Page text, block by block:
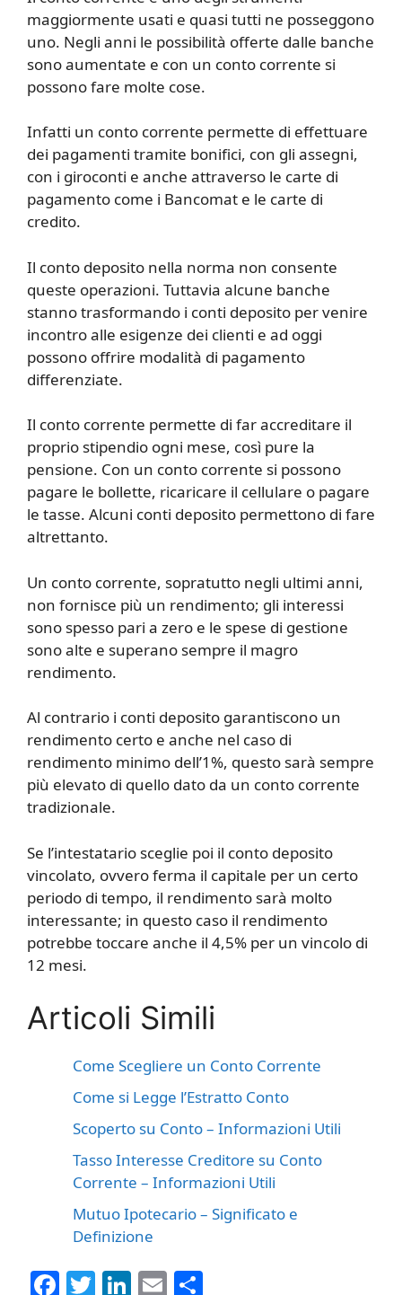
maggiormente usati e quasi tutti ne posseggono
uno. Negli anni le possibilità offerte dalle banche
sono aumentate e con un conto corrente si
possono fare molte cose.
Infatti un conto corrente permette di effettuare
dei pagamenti tramite bonifici, con gli assegni,
con i giroconti e anche attraverso le carte di
pagamento come i Bancomat e le carte di
credito.
Il conto deposito nella norma non consente
queste operazioni. Tuttavia alcune banche
stanno trasformando i conti deposito per venire
incontro alle esigenze dei clienti e ad oggi
possono offrire modalità di pagamento
differenziate.
Il conto corrente permette di far accreditare il
proprio stipendio ogni mese, così pure la
pensione. Con un conto corrente si possono
pagare le bollette, ricaricare il cellulare o pagare
le tasse. Alcuni conti deposito permettono di fare
altrettanto.
Un conto corrente, sopratutto negli ultimi anni,
non fornisce più un rendimento; gli interessi
sono spesso pari a zero e le spese di gestione
sono alte e superano sempre il magro
rendimento.
Al contrario i conti deposito garantiscono un
rendimento certo e anche nel caso di
rendimento minimo dell’1%, questo sarà sempre
più elevato di quello dato da un conto corrente
tradizionale.
Se l’intestatario sceglie poi il conto deposito
vincolato, ovvero ferma il capitale per un certo
periodo di tempo, il rendimento sarà molto
interessante; in questo caso il rendimento
potrebbe toccare anche il 4,5% per un vincolo di
12 mesi.
Articoli Simili
Come Scegliere un Conto Corrente
Come si Legge l’Estratto Conto
Scoperto su Conto – Informazioni Utili
Tasso Interesse Creditore su Conto
Corrente – Informazioni Utili
Mutuo Ipotecario – Significato e
Definizione
F
T
Li E